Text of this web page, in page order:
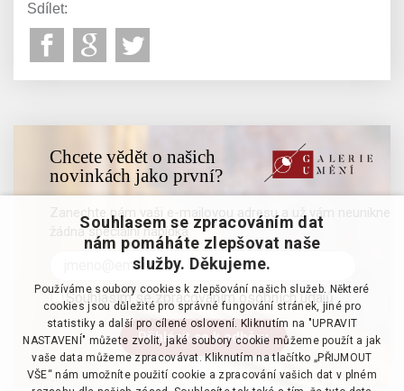
Sdílet:
Chcete vědět o našich
novinkách jako první?
Zanechte nám vaši e-mailovou adresu a už vám neunikne
žádná speciální nabídka
Souhlasím se zpracováním osobních údajů
Souhlasem se zpracováním dat
nám pomáháte zlepšovat naše
služby. Děkujeme.
Používáme soubory cookies k zlepšování našich služeb. Některé
cookies jsou důležité pro správné fungování stránek, jiné pro
statistiky a další pro cílené oslovení. Kliknutím na "UPRAVIT
NASTAVENÍ" můžete zvolit, jaké soubory cookie můžeme použít a jak
vaše data můžeme zpracovávat. Kliknutím na tlačítko „PŘIJMOUT
VŠE“ nám umožníte použití cookie a zpracování vašich dat v plném